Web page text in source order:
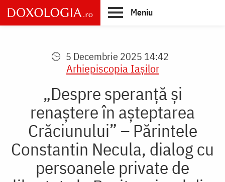
Skip
to
main
Meniu
5 Decembrie 2025 14:42
Arhiepiscopia Iaşilor
„Despre speranță și
renaștere în așteptarea
Crăciunului” – Părintele
Constantin Necula, dialog cu
persoanele private de